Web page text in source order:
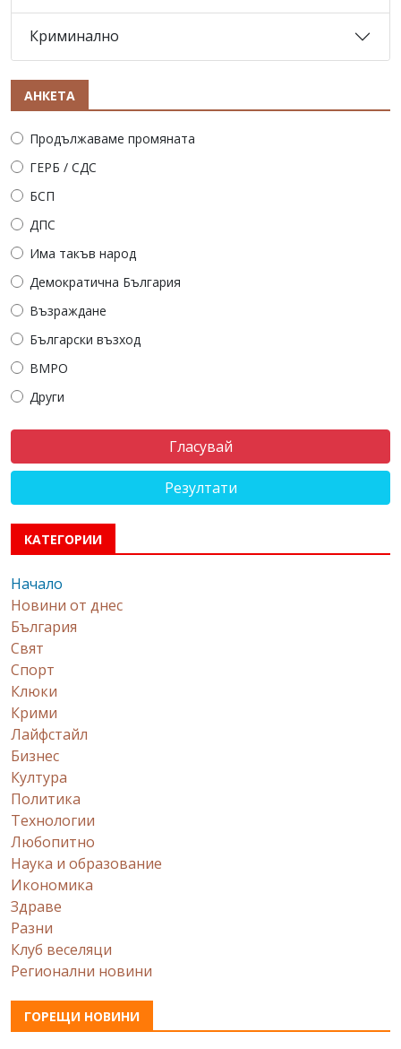
Криминално
АНКЕТА
Продължаваме промяната
ГЕРБ / СДС
БСП
ДПС
Има такъв народ
Демократична България
Възраждане
Български възход
ВМРО
Други
Резултати
КАТЕГОРИИ
Начало
Новини от днес
България
Свят
Спорт
Клюки
Крими
Лайфстайл
Бизнес
Култура
Политика
Технологии
Любопитно
Наука и образование
Икономика
Здраве
Разни
Клуб веселяци
Регионални новини
ГОРЕЩИ НОВИНИ